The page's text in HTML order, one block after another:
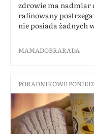
zdrowie ma nadmiar
rafinowany
nie posiada żadnych
MAMADOBRARADA
PORADNIKOWE